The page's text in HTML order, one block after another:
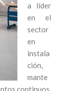
a líder
en el
sector
en
instala
ción,
mante
continuos,